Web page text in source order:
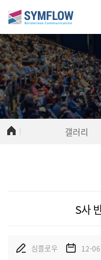
심플로우
소개
갤러리
S사
심플로우 12-06